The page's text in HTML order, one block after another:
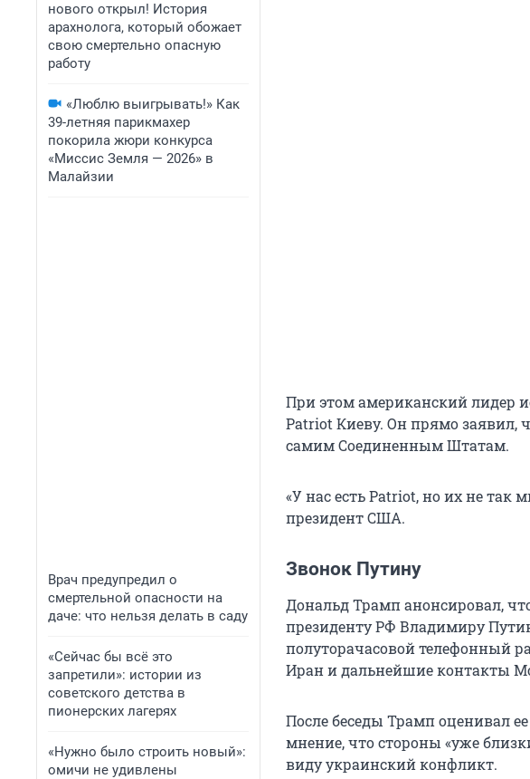
нового открыл! История
арахнолога, который обожает
свою смертельно опасную
работу
«Люблю выигрывать!» Как
39-летняя парикмахер
покорила жюри конкурса
«Миссис Земля — 2026» в
Малайзии
Врач предупредил о
смертельной опасности на
даче: что нельзя делать в саду
«Сейчас бы всё это
запретили»: истории из
советского детства в
пионерских лагерях
«Нужно было строить новый»:
омичи не удивлены
При этом американский лидер
Patriot Киеву. Он прямо заявил,
самим Соединенным Штатам.
«У нас есть Patriot, но их не
президент США.
Звонок Путину
Дональд Трамп анонсировал,
президенту РФ Владимиру
полуторачасовой телефонный
Иран и дальнейшие контакты
После беседы Трамп оценивал
мнение, что стороны «уже
виду украинский конфликт.